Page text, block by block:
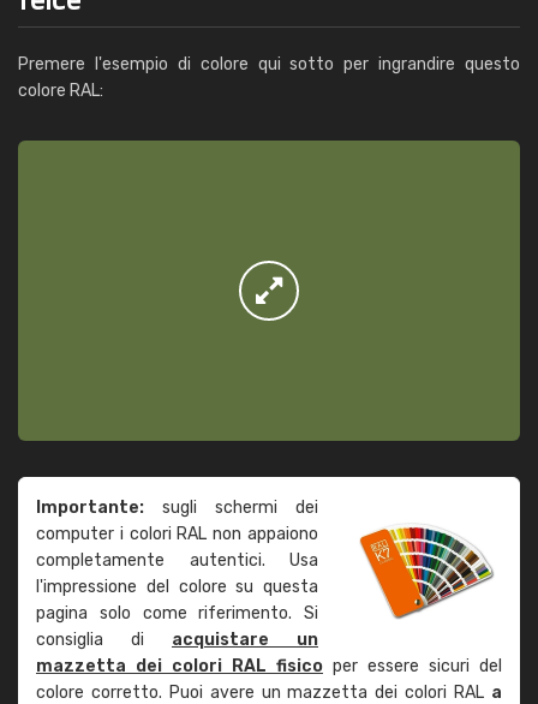
Premere l'esempio di colore qui sotto per ingrandire questo
colore RAL:
Importante: sugli schermi dei
computer i colori RAL non appaiono
completamente autentici. Usa
l'impressione del colore su questa
pagina solo come riferimento. Si
consiglia di acquistare un
mazzetta dei colori RAL fisico per essere sicuri del
colore corretto. Puoi avere un mazzetta dei colori RAL a